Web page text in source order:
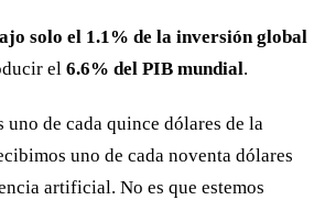
solo el 1.1% de la inversión global
el 6.6% del PIB mundial.
uno de cada quince dólares de la
uno de cada noventa dólares
artificial. No es que estemos